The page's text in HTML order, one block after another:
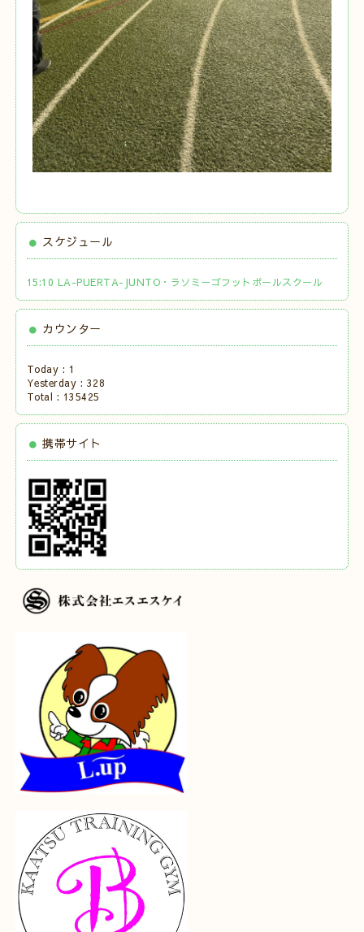
スケジュール
15:10 LA-PUERTA-JUNTO・ラソミーゴフットボールスクール
カウンター
Today : 1
Yesterday : 328
Total : 135425
携帯サイト